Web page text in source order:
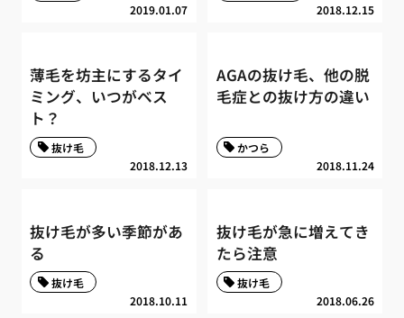
2019.01.07 2018.12.15
薄毛を坊主にするタイ
ミング、いつがベス
ト？
2018.12.13
抜け毛
AGAの抜け毛、他の脱
毛症との抜け方の違い
2018.11.24
かつら
抜け毛が多い季節があ
る
2018.10.11
抜け毛
抜け毛が急に増えてき
たら注意
2018.06.26
抜け毛